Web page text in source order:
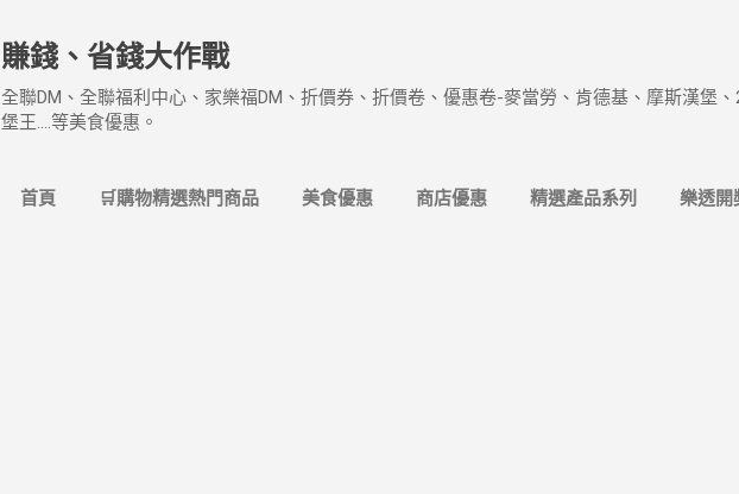
賺錢、省錢大作戰
全聯DM、全聯福利中心、家樂福DM、折價券、折價卷、優惠卷-麥當勞、肯德基、摩斯漢堡
堡王....等美食優惠。
首頁 🛒購物精選熱門商品 美食優惠 商店優惠 精選產品系列 樂透開